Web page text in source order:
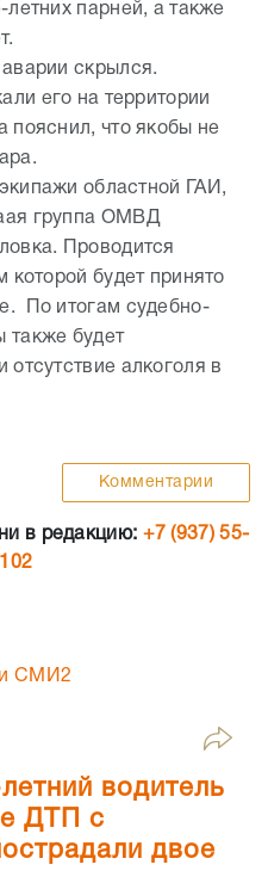
парней, а также
скрылся.
его на территории
пояснил, что якобы не
областной ГАИ,
группа ОМВД
Проводится
которой будет принято
По итогам судебно-
также будет
отсутствие алкоголя в
Комментарии
в редакцию: +7 (937) 55-
СМИ2
водитель
ДТП с
двое